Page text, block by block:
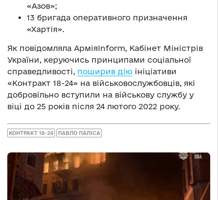
«Азов»;
13 бригада оперативного призначення
«Хартія».
Як повідомляла АрміяInform, Кабінет Міністрів
України, керуючись принципами соціальної
справедливості, поширив дію ініціативи
«Контракт 18-24» на військовослужбовців, які
добровільно вступили на військову службу у
віці до 25 років після 24 лютого 2022 року.
КОНТРАКТ 18-24 ПАВЛО ПАЛІСА